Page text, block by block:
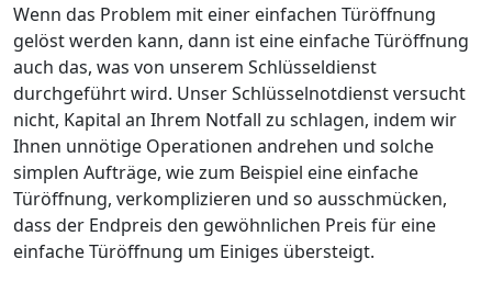
Wenn das Problem mit einer einfachen Türöffnung
gelöst werden kann, dann ist eine einfache Türöffnung
auch das, was von unserem Schlüsseldienst
durchgeführt wird. Unser Schlüsselnotdienst versucht
nicht, Kapital an Ihrem Notfall zu schlagen, indem wir
Ihnen unnötige Operationen andrehen und solche
simplen Aufträge, wie zum Beispiel eine einfache
Türöffnung, verkomplizieren und so ausschmücken,
dass der Endpreis den gewöhnlichen Preis für eine
einfache Türöffnung um Einiges übersteigt.